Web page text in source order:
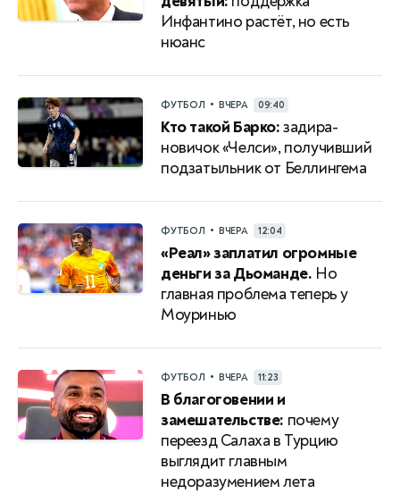
Инфантино растёт, но есть
нюанс
ФУТБОЛ • ВЧЕРА 09:40
Кто такой Барко:задира-
новичок «Челси», получивший
подзатыльник от Беллингема
ФУТБОЛ • ВЧЕРА 12:04
«Реал» заплатил огромные
деньги за Дьоманде. Но
главная проблема теперь у
Моуринью
ФУТБОЛ • ВЧЕРА 11:23
В благоговении и
замешательстве: почему
переезд Салаха в Турцию
выглядит главным
недоразумением лета